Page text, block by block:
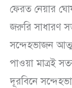
ফেরত নেয়ার
জরুরি সাধারণ
সন্দেহভাজন
পাওয়া মাত্রই
দূরবিনে